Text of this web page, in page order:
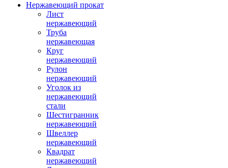
Нержавеющий прокат
Лист
нержавеющий
Труба
нержавеющая
Круг
нержавеющий
Рулон
нержавеющий
Уголок из
нержавеющий
стали
Шестигранник
нержавеющий
Швеллер
нержавеющий
Квадрат
нержавеющий